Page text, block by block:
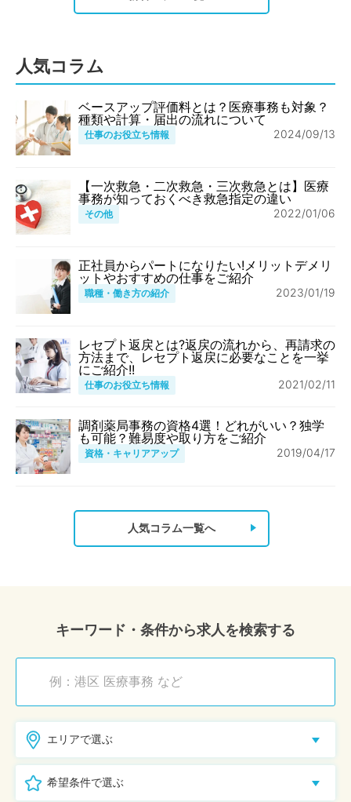
人気コラム
ベースアップ評価料とは？医療事務も対象？
種類や計算・届出の流れについて
仕事のお役立ち情報 2024/09/13
【一次救急・二次救急・三次救急とは】医療
事務が知っておくべき救急指定の違い
その他 2022/01/06
正社員からパートになりたい!メリットデメリ
ットやおすすめの仕事をご紹介
職種・働き方の紹介 2023/01/19
レセプト返戻とは?返戻の流れから、再請求の
方法まで、レセプト返戻に必要なことを一挙
にご紹介!!
仕事のお役立ち情報 2021/02/11
調剤薬局事務の資格4選！どれがいい？独学
も可能？難易度や取り方をご紹介
資格・キャリアアップ 2019/04/17
人気コラム一覧へ
キーワード・条件から求人を検索する
エリアで選ぶ
希望条件で選ぶ